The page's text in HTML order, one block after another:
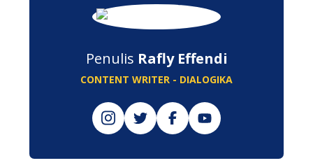
Penulis Rafly Effendi
CONTENT WRITER - DIALOGIKA